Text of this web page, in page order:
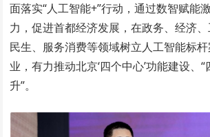
面落实“人工智能+”行动，通过数智赋能
力，促进首都经济发展，在政务、经济
民生、服务消费等领域树立人工智能标
业，有力推动北京‘四个中心’功能建设、
升”。